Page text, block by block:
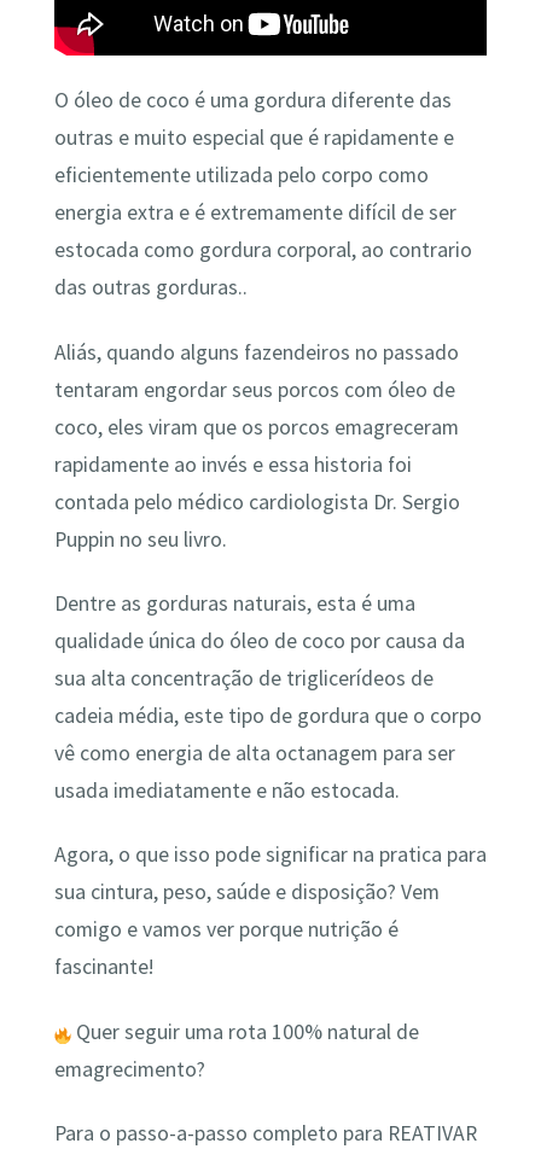
O óleo de coco é uma gordura diferente das
outras e muito especial que é rapidamente e
eficientemente utilizada pelo corpo como
energia extra e é extremamente difícil de ser
estocada como gordura corporal, ao contrario
das outras gorduras..
Aliás, quando alguns fazendeiros no passado
tentaram engordar seus porcos com óleo de
coco, eles viram que os porcos emagreceram
rapidamente ao invés e essa historia foi
contada pelo médico cardiologista Dr. Sergio
Puppin no seu livro.
Dentre as gorduras naturais, esta é uma
qualidade única do óleo de coco por causa da
sua alta concentração de triglicerídeos de
cadeia média, este tipo de gordura que o corpo
vê como energia de alta octanagem para ser
usada imediatamente e não estocada.
Agora, o que isso pode significar na pratica para
sua cintura, peso, saúde e disposição? Vem
comigo e vamos ver porque nutrição é
fascinante!
Quer seguir uma rota 100% natural de
emagrecimento?
Para o passo-a-passo completo para REATIVAR